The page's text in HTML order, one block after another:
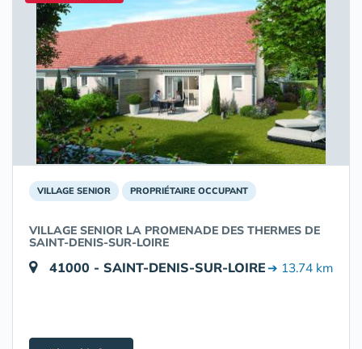
VILLAGE SENIOR PROPRIÉTAIRE OCCUPANT
VILLAGE SENIOR LA PROMENADE DES THERMES DE
SAINT-DENIS-SUR-LOIRE
41000 - SAINT-DENIS-SUR-LOIRE➔ 13.74 km